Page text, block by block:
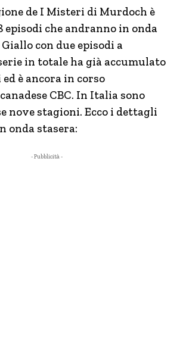
de I Misteri di Murdoch è
episodi che andranno in onda
con due episodi a
in totale ha già accumulato
è ancora in corso
CBC. In Italia sono
nove stagioni. Ecco i dettagli
onda stasera:
- Pubblicità -